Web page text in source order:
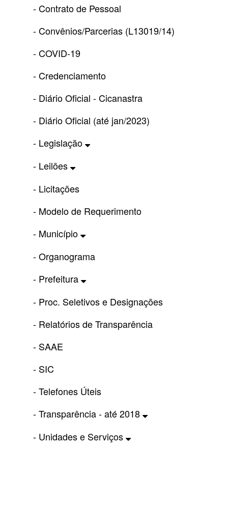
- Contrato de Pessoal
- Convênios/Parcerias (L13019/14)
- COVID-19
- Credenciamento
- Diário Oficial - Cicanastra
- Diário Oficial (até jan/2023)
- Legislação
- Leilões
- Licitações
- Modelo de Requerimento
- Município
- Organograma
- Prefeitura
- Proc. Seletivos e Designações
- Relatórios de Transparência
- SAAE
- SIC
- Telefones Úteis
- Transparência - até 2018
- Unidades e Serviços